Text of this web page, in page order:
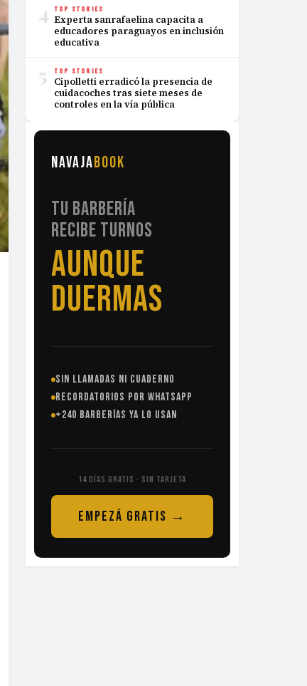
4 TOP STORIES
Experta sanrafaelina capacita a
educadores paraguayos en inclusión
educativa
5 TOP STORIES
Cipolletti erradicó la presencia de
cuidacoches tras siete meses de
controles en la vía pública
NAVAJABOOK
TU BARBERÍA
RECIBE TURNOS
SIN
LLAMADAS
SIN LLAMADAS NI CUADERNO
RECORDATORIOS POR WHATSAPP
+240 BARBERÍAS YA LO USAN
14 DÍAS GRATIS · SIN TARJETA
EMPEZÁ GRATIS →